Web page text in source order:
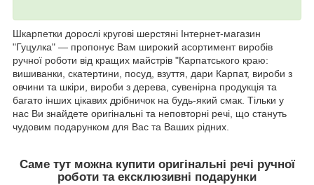
Шкарпетки дорослі кругові шерстяні Інтернет-магазин
"Гуцулка" ― пропонує Вам широкий асортимент виробів
ручної роботи від кращих майстрів "Карпатського краю:
вишиванки, скатертини, посуд, взуття, дари Карпат, вироби з
овчини та шкіри, вироби з дерева, сувенірна продукція та
багато інших цікавих дрібничок на будь-який смак. Тільки у
нас Ви знайдете оригінальні та неповторні речі, що стануть
чудовим подарунком для Вас та Ваших рідних.
Саме тут можна купити оригінальні речі ручної
роботи та ексклюзивні подарунки